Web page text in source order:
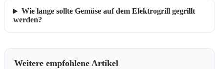
Wie lange sollte Gemüse auf dem Elektrogrill gegrillt
werden?
Weitere empfohlene Artikel